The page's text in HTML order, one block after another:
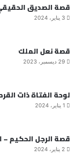
قصة الصديق
3 يناير، 2024
قصة نعل الملك
29 ديسمبر، 2023
لوحة الفتاة ذات
1 يناير، 2024
قصة الرجل الحكيم –
2 يناير، 2024